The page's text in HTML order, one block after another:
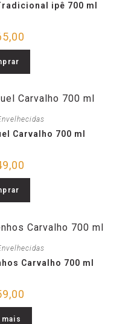
ipê 700 ml
Carvalho 700 ml
Carvalho 700 ml
mais